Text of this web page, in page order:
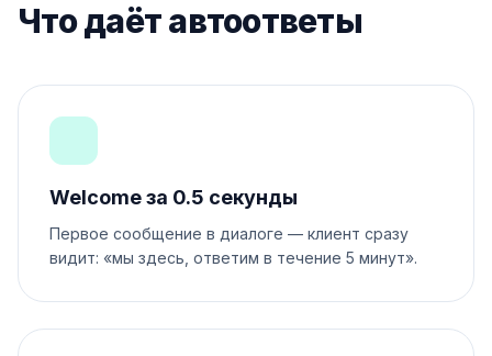
Что даёт автоответы
Welcome за 0.5 секунды
Первое сообщение в диалоге — клиент сразу
видит: «мы здесь, ответим в течение 5 минут».